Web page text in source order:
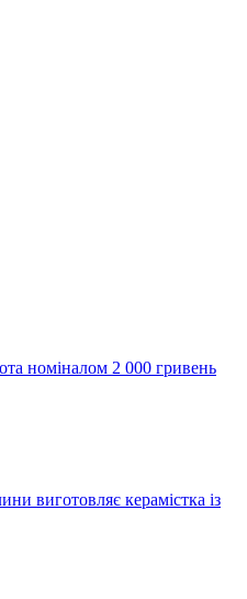
номіналом 2 000 гривень
виготовляє керамістка із